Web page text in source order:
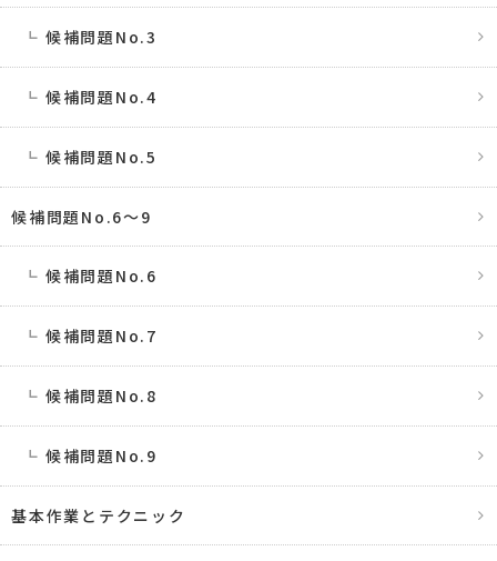
候補問題No.3
候補問題No.4
候補問題No.5
候補問題No.6〜9
候補問題No.6
候補問題No.7
候補問題No.8
候補問題No.9
基本作業とテクニック